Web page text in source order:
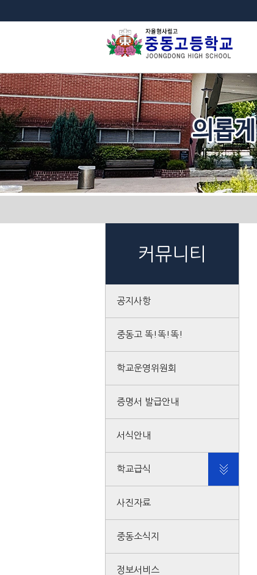
커뮤니티
공지사항
중동고 똑!똑!똑!
학교운영위원회
증명서 발급안내
서식안내
학교급식
사진자료
중동소식지
정보서비스